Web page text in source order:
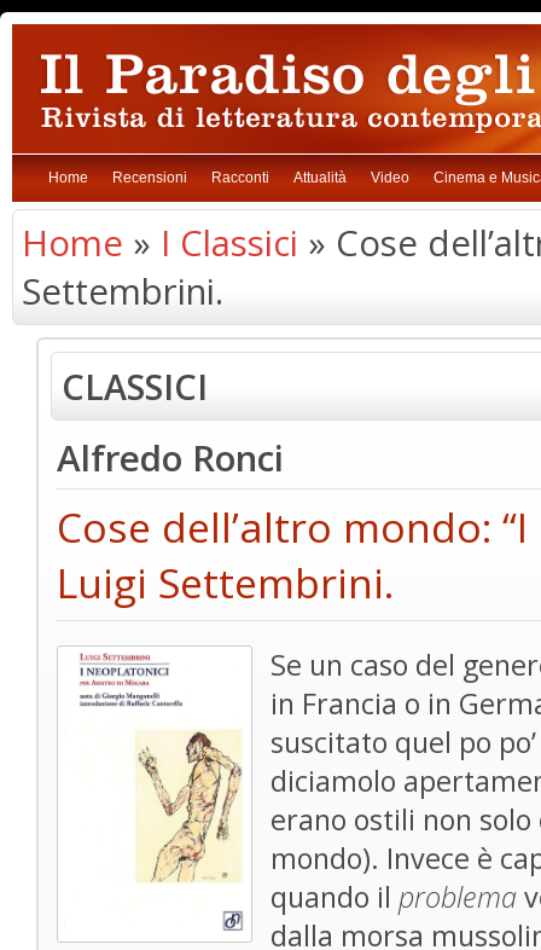
Home Recensioni Racconti Attualità Video Cinema e
Home » I Classici » Cose
Settembrini.
CLASSICI
Alfredo Ronci
Cose dell’altro mondo:
Luigi Settembrini.
Se un caso del
in Francia o in
suscitato quel po
diciamolo
erano ostili non
mondo). Invece è
quando il problema
dalla morsa